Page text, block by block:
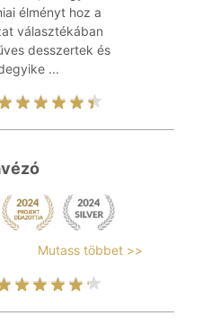
élményt hoz a
választékában
desszertek és
...
Mutass többet >>